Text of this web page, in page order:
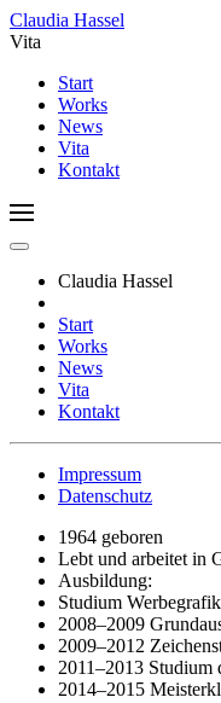
Claudia Hassel
Vita
Start
Works
News
Vita
Kontakt
Claudia Hassel
Start
Works
News
Vita
Kontakt
Impressum
Datenschutz
1964 geboren
Lebt und arbeitet in
Ausbildung:
Studium
2008–2009
2009–2012
2011–2013 Studium
2014–2015